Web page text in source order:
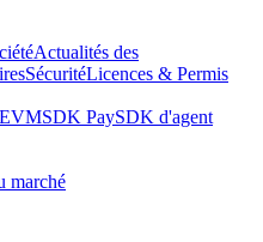
Actualités des
SécuritéLicences & Permis
SDK PaySDK d'agent
marché